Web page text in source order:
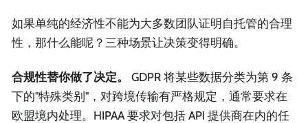
如果单纯的经济性不能为大多数团队证明自托管的合理
性，那什么能呢？三种场景让决策变得明确。
合规性替你做了决定。
GDPR 将某些数据分类为第 9 条
下的"特殊类别"，对跨境传输有严格规定，通常要求在
欧盟境内处理。HIPAA 要求对包括 API 提供商在内的任